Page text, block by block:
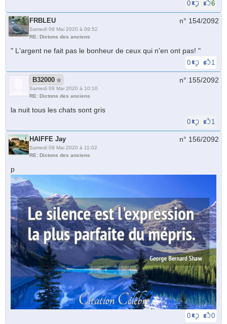
0 6
FRBLEU
Samedi 09 Mai 2020 à 09:52
RE: Dictons des anciens
n° 154/2092
" L'argent ne fait pas le bonheur de ceux qui n'en ont pas! "
0 1
B32000
Samedi 09 Mai 2020 à 10:10
RE: Dictons des anciens
n° 155/2092
la nuit tous les chats sont gris
0 1
HAIFFE Jay
Samedi 09 Mai 2020 à 11:02
RE: Dictons des anciens
n° 156/2092
p
0 0